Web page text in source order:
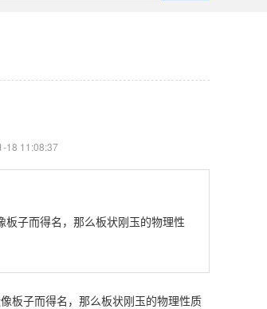
18 11:08:37
子而得名，那么板状刚玉的物理性
子而得名，那么板状刚玉的物理性质